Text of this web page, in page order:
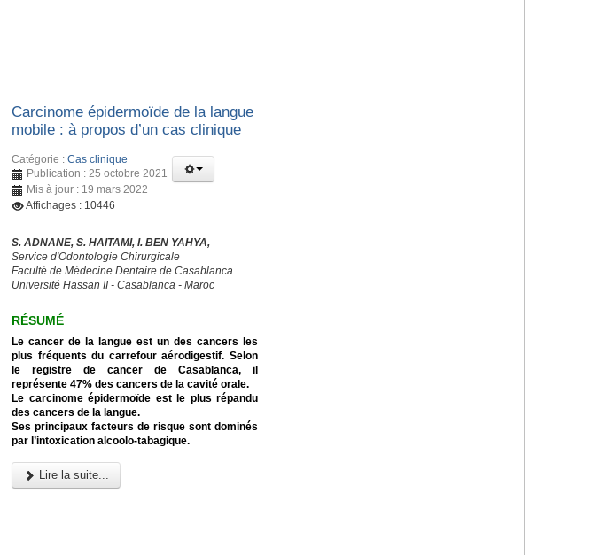
Carcinome épidermoïde de la langue
mobile : à propos d’un cas clinique
Catégorie :Cas clinique
Publication : 25 octobre 2021
Mis à jour : 19 mars 2022
Affichages : 10446
S. ADNANE, S. HAITAMI, I. BEN YAHYA,
Service d'Odontologie Chirurgicale
Faculté de Médecine Dentaire de Casablanca
Université Hassan II - Casablanca - Maroc
RÉSUMÉ
Le cancer de la langue est un des cancers les
plus fréquents du carrefour aérodigestif. Selon
le registre de cancer de Casablanca, il
représente 47% des cancers de la cavité orale.
Le carcinome épidermoïde est le plus répandu
des cancers de la langue.
Ses principaux facteurs de risque sont dominés
par l’intoxication alcoolo-tabagique.
Lire la suite...